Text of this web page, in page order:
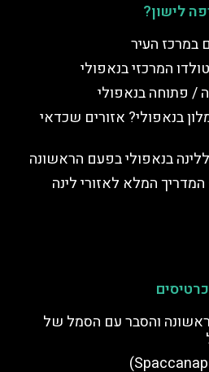
לישון?
במרכז העיר
המרכזי בנאפולי
/ פתוחה בנאפולי
בנאפולי? אזורים שכדאי
בנאפולי בפעם הראשונה
המלא לאזורי לינה
כרטיסים
והסבר עם הסמל של